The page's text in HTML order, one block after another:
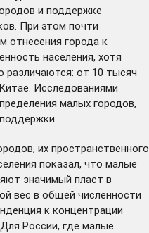
и поддержке
При этом почти
отнесения города к
населения, хотя
различаются: от 10 тысяч
Исследованиями
малых городов,
их пространственного
показал, что малые
значимый пласт в
вес в общей численности
к концентрации
России, где малые